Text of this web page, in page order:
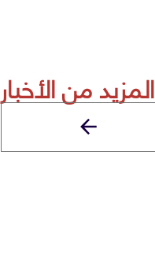
المزيد من الأخبار